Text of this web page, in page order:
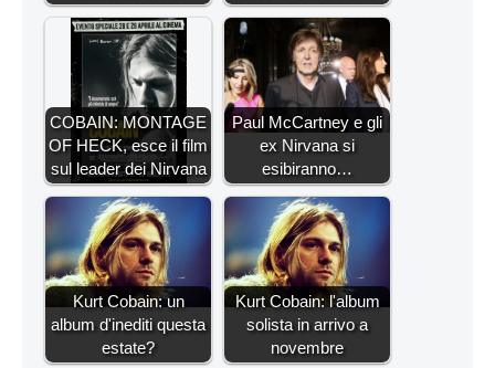
COBAIN: MONTAGE
OF HECK, esce il film
sul leader dei Nirvana
Paul McCartney e gli
ex Nirvana si
esibiranno…
Kurt Cobain: un
album d'inediti questa
estate?
Kurt Cobain: l'album
solista in arrivo a
novembre